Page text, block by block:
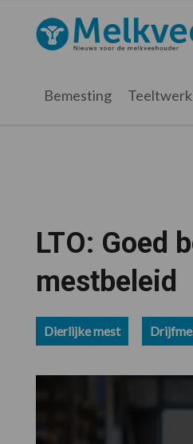
hoofdnavigatie
hoofd
eerste
voettekst
Melkveebedrijf.nl
Bemesting
LTO: Goed
mestbeleid
Dierlijke mest